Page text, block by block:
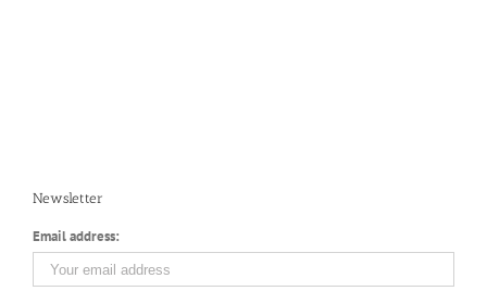
Newsletter
Email address: